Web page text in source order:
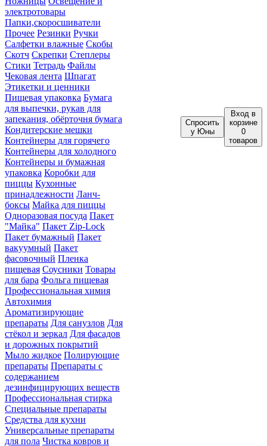
электротовары
Папки,скоросшиватели
Прочее Резинки Ручки
Салфетки влажные Скобы
Скотч Скрепки Степлеры
Стики Тетрадь Файлы
Чековая лента Шпагат
Этикетки и ценники
Пищевая упаковка Бумага
для выпечки, рукав для
запекания, обёрточня бумага
Кондитерские мешки
Контейнеры для горячего
Контейнеры для холодного
Контейнеры и бумажная
упаковка Коробки для
пиццы Кухонные
принадлежности Ланч-
боксы Майка для пиццы
Одноразовая посуда Пакет
"Майка" Пакет Zip-Lock
Пакет бумажный Пакет
вакуумный Пакет
фасовочный Пленка
пищевая Соусники Товары
для бара Фольга пищевая
Профессиональная химия
Автохимия
Ароматизирующие
препараты Для санузлов Для
стёкол и зеркал Для фасадов
и дорожных покрытий
Мыло жидкое Полирующие
препараты Препараты с
содержанием
дезинфицирующих веществ
Профессиональная стирка
Специальные препараты
Средства для кухни
Универсальные препараты
для пола Чистка ковров и
Спросить
у Юны
Вход в
корзине
0
товаров